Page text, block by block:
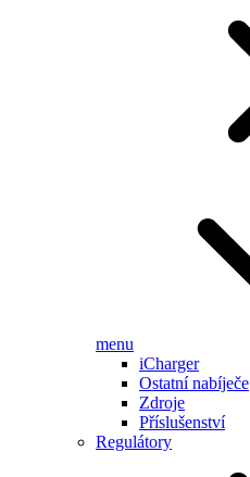
menu
iCharger
Ostatní nabíječe
Zdroje
Příslušenství
Regulátory